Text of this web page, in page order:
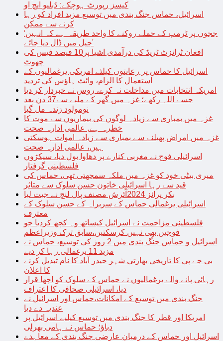
کیسز رپورٹ ہوچکے: ڈبلیو ایچ او
اسرائیل، حماس جنگ بندی میں توسیع مزید افراد کو رہا
کرنے سے ممکن
‘ججوں پر ٹرمپ کے حملے روکنے کا واحد طریقہ ہے کہ انہیں
جیل میں ڈال دیا جائے’
افغان ٹرانزٹ ٹریڈ کی درآمدی اشیا پر10 فیصد فیس کی
چھوٹ
اسرائیل کا حماس پر رعایتوں کیلئے امریکی یرغمالیوں کے
استعمال کا الزام، وائٹ ہاؤس کی تردید
امریکہ انتخابات میں مداخلت نہ کرے، روس نے خبردار کر دیا
جسے اللہ رکھے؛ غزہ میں گھر کے ملبے سے37 دن بعد
نومولود زندہ مل گیا
غزہ میں بمباری سے زیادہ لوگوں کی بیماریوں سے موت کا
خطرہ ہے, عالمی ادارہ صحت
غزہ میں امراض پھیلنے سے بمباری سے زیادہ اموات ہوسکتی
ہیں، عالمی ادارہ صحت
اسرائیلی فوج نے مغربی کنارے پر دھاوا بول دیا، سیکڑوں
فلسطینی گرفتار
میری بیٹی خود کو غزہ میں ملکہ سمجھتی تھی، حماس کی
قید سے رہا اسرائیلی خاتون حسن سلوک سے متاثر
بکر پرائز 2024آئرش مصنف پال لنچ نے جیت لیا
اسرائیلی یرغمالی حماس کے سربراہ کے حسن سلوک کے
معترف
فلسطینی مزاحمت نے اسرائیل کیساتھ وہ کچھ کردیا جو
فوجیں بھی نہیں کرسکتیں،سابق ترک وزیراعظم
اسرائیل و حماس جنگ بندی میں 2 روز کی توسیع، حماس نے
مزید 11 یرغمالی رہا کر دیے
بی جے پی کا تاریخی بھارتی شہر حیدر آباد کا نام تبدیل کرنے
کا اعلان
رہائی پانے والے یرغمالیوں نے حماس کے سلوک کو اچھا قرار
دیا، اسرائیلی صحافی کا اعتراف
جنگ بندی میں توسیع کے امکانات،حماس اور اسرائیل نے
عندیہ دے دیا
امریکا اور قطر کا جنگ بندی میں توسیع کیلیے اسرائیل پر
دباؤ؛ حماس نے ہامی بھرلی
اسرائیل اور حماس کے درمیان عارضی جنگ بندی کے معاہدے